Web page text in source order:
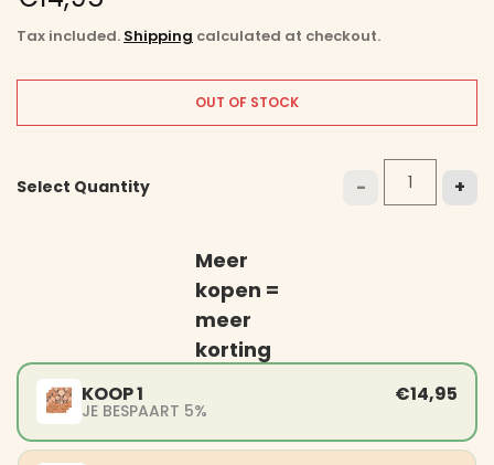
Tax included. Shipping calculated at checkout.
OUT OF STOCK
Select Quantity - +
Meer
kopen =
meer
korting
KOOP 1
JE BESPAART 5%
€14,95